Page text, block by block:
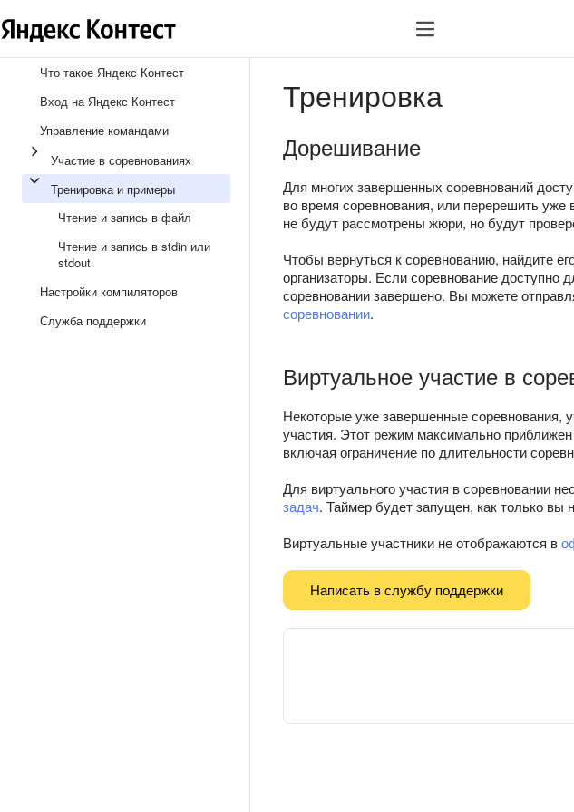
Что такое Яндекс Контест
Вход на Яндекс Контест
Управление командами
Участие в соревнованиях
Тренировка и примеры
Чтение и запись в файл
Чтение и запись в stdin или
stdout
Настройки компиляторов
Служба поддержки
Тренировка
Дорешивание
Для многих завершенных соревнований
во время соревнования, или перерешить
не будут рассмотрены жюри, но будут
Чтобы вернуться к соревнованию, найдите
организаторы. Если соревнование доступно
соревновании завершено. Вы можете
соревновании.
Виртуальное участие в
Некоторые уже завершенные соревнования,
участия. Этот режим максимально
включая ограничение по длительности
Для виртуального участия в соревновании
задач. Таймер будет запущен, как только вы
Виртуальные участники не отображаются в
Написать в службу поддержки